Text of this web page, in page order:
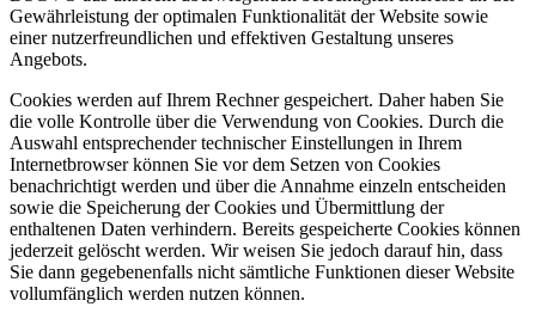
Gewährleistung der optimalen Funktionalität der Website sowie
einer nutzerfreundlichen und effektiven Gestaltung unseres
Angebots.
Cookies werden auf Ihrem Rechner gespeichert. Daher haben Sie
die volle Kontrolle über die Verwendung von Cookies. Durch die
Auswahl entsprechender technischer Einstellungen in Ihrem
Internetbrowser können Sie vor dem Setzen von Cookies
benachrichtigt werden und über die Annahme einzeln entscheiden
sowie die Speicherung der Cookies und Übermittlung der
enthaltenen Daten verhindern. Bereits gespeicherte Cookies können
jederzeit gelöscht werden. Wir weisen Sie jedoch darauf hin, dass
Sie dann gegebenenfalls nicht sämtliche Funktionen dieser Website
vollumfänglich werden nutzen können.